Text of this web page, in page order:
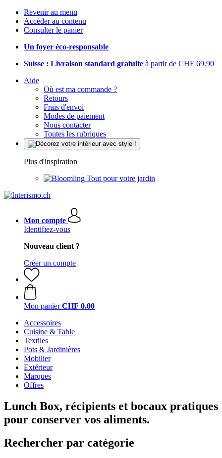
Revenir au menu
Accéder au contenu
Consulter le panier
Un foyer éco-responsable
Suisse : Livraison standard gratuite à partir de CHF 69.90
Aide
Où est ma commande ?
Retours
Frais d'envoi
Modes de paiement
Nous contacter
Toutes les rubriques
Plus d'inspiration
Tout pour votre jardin
Mon compte
Identifiez-vous
Nouveau client ?
Créer un compte
Mon panier CHF 0.00
Accessoires
Cuisine & Table
Textiles
Pots & Jardinières
Mobilier
Extérieur
Marques
Offres
Lunch Box, récipients et bocaux pratiques
pour conserver vos aliments.
Rechercher par catégorie